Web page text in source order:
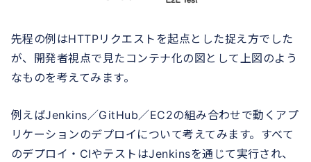
先程の例はHTTPリクエストを起点とした捉え方でした
が、開発者視点で見たコンテナ化の図として上図のよう
なものを考えてみます。
例えばJenkins／GitHub／EC2の組み合わせで動くアプ
リケーションのデプロイについて考えてみます。すべて
のデプロイ・CIやテストはJenkinsを通じて実行され、